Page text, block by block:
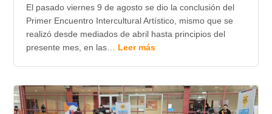
El pasado viernes 9 de agosto se dio la conclusión del
Primer Encuentro Intercultural Artístico, mismo que se
realizó desde mediados de abril hasta principios del
presente mes, en las… Leer más